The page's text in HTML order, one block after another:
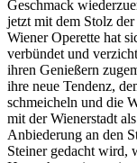
Geschmack
jetzt mit dem Stolz
Wiener Operette hat
verbündet und
ihren Genießern
ihre neue Tendenz,
schmeicheln und die
mit der Wienerstadt
Anbiederung an den
Steiner gedacht wird,